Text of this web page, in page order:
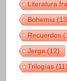
Literatura
Bohemia
Recuerdos
Jerga(12)
Trilogías(11)